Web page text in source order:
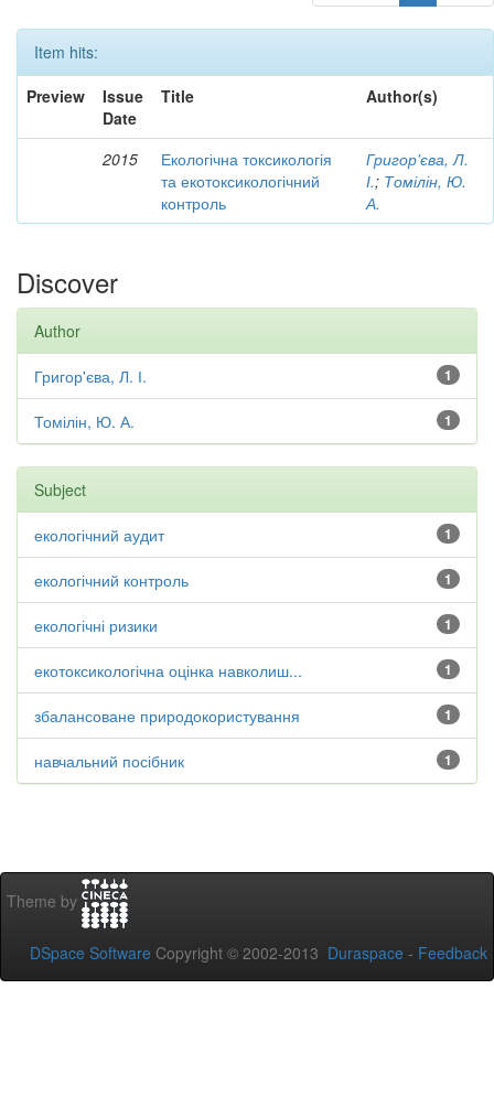
Item hits:
Preview
Issue
Date
Title Author(s)
2015
Екологічна токсикологія
та екотоксикологічний
контроль
Григор'єва, Л.
І.; Томілін, Ю.
А.
Discover
Author
1
Григор'єва, Л. І.
1
Томілін, Ю. А.
Subject
1
екологічний аудит
1
екологічний контроль
1
екологічні ризики
1
екотоксикологічна оцінка навколиш...
1
збалансоване природокористування
1
навчальний посібник
Theme by
DSpace Software Copyright © 2002-2013 Duraspace - Feedback